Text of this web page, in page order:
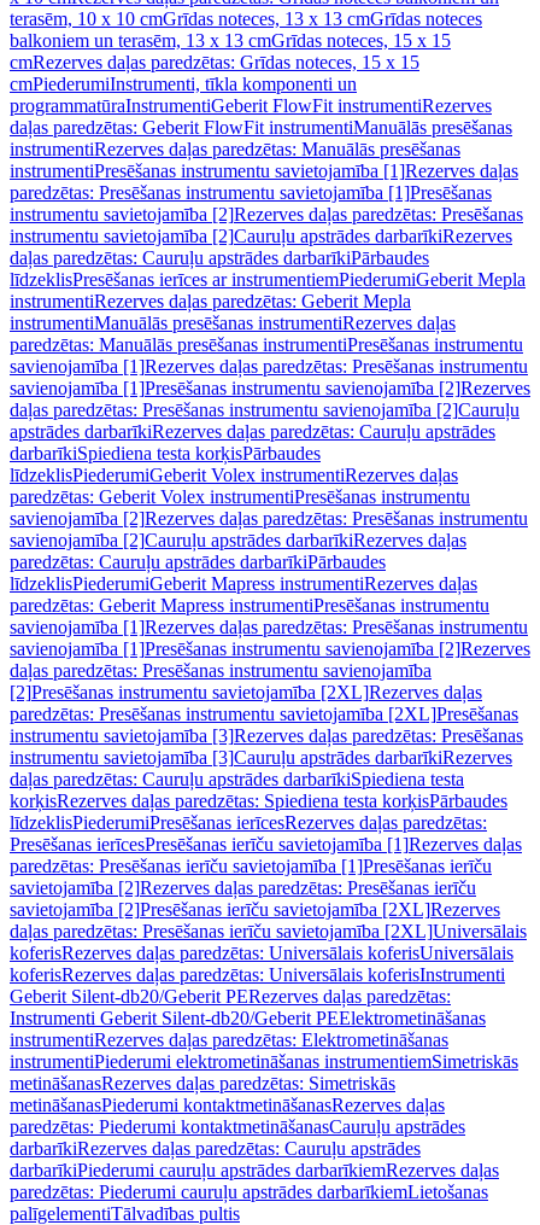
terasēm, 10 x 10 cmGrīdas noteces, 13 x 13 cmGrīdas noteces
balkoniem un terasēm, 13 x 13 cmGrīdas noteces, 15 x 15
cmRezerves daļas paredzētas: Grīdas noteces, 15 x 15
cmPiederumiInstrumenti, tīkla komponenti un
programmatūraInstrumentiGeberit FlowFit instrumentiRezerves
daļas paredzētas: Geberit FlowFit instrumentiManuālās presēšanas
instrumentiRezerves daļas paredzētas: Manuālās presēšanas
instrumentiPresēšanas instrumentu savietojamība [1]Rezerves daļas
paredzētas: Presēšanas instrumentu savietojamība [1]Presēšanas
instrumentu savietojamība [2]Rezerves daļas paredzētas: Presēšanas
instrumentu savietojamība [2]Cauruļu apstrādes darbarīkiRezerves
daļas paredzētas: Cauruļu apstrādes darbarīkiPārbaudes
līdzeklisPresēšanas ierīces ar instrumentiemPiederumiGeberit Mepla
instrumentiRezerves daļas paredzētas: Geberit Mepla
instrumentiManuālās presēšanas instrumentiRezerves daļas
paredzētas: Manuālās presēšanas instrumentiPresēšanas instrumentu
savienojamība [1]Rezerves daļas paredzētas: Presēšanas instrumentu
savienojamība [1]Presēšanas instrumentu savienojamība [2]Rezerves
daļas paredzētas: Presēšanas instrumentu savienojamība [2]Cauruļu
apstrādes darbarīkiRezerves daļas paredzētas: Cauruļu apstrādes
darbarīkiSpiediena testa korķisPārbaudes
līdzeklisPiederumiGeberit Volex instrumentiRezerves daļas
paredzētas: Geberit Volex instrumentiPresēšanas instrumentu
savienojamība [2]Rezerves daļas paredzētas: Presēšanas instrumentu
savienojamība [2]Cauruļu apstrādes darbarīkiRezerves daļas
paredzētas: Cauruļu apstrādes darbarīkiPārbaudes
līdzeklisPiederumiGeberit Mapress instrumentiRezerves daļas
paredzētas: Geberit Mapress instrumentiPresēšanas instrumentu
savienojamība [1]Rezerves daļas paredzētas: Presēšanas instrumentu
savienojamība [1]Presēšanas instrumentu savienojamība [2]Rezerves
daļas paredzētas: Presēšanas instrumentu savienojamība
[2]Presēšanas instrumentu savietojamība [2XL]Rezerves daļas
paredzētas: Presēšanas instrumentu savietojamība [2XL]Presēšanas
instrumentu savietojamība [3]Rezerves daļas paredzētas: Presēšanas
instrumentu savietojamība [3]Cauruļu apstrādes darbarīkiRezerves
daļas paredzētas: Cauruļu apstrādes darbarīkiSpiediena testa
korķisRezerves daļas paredzētas: Spiediena testa korķisPārbaudes
līdzeklisPiederumiPresēšanas ierīcesRezerves daļas paredzētas:
Presēšanas ierīcesPresēšanas ierīču savietojamība [1]Rezerves daļas
paredzētas: Presēšanas ierīču savietojamība [1]Presēšanas ierīču
savietojamība [2]Rezerves daļas paredzētas: Presēšanas ierīču
savietojamība [2]Presēšanas ierīču savietojamība [2XL]Rezerves
daļas paredzētas: Presēšanas ierīču savietojamība [2XL]Universālais
koferisRezerves daļas paredzētas: Universālais koferisUniversālais
koferisRezerves daļas paredzētas: Universālais koferisInstrumenti
Geberit Silent-db20/Geberit PERezerves daļas paredzētas:
Instrumenti Geberit Silent-db20/Geberit PEElektrometināšanas
instrumentiRezerves daļas paredzētas: Elektrometināšanas
instrumentiPiederumi elektrometināšanas instrumentiemSimetriskās
metināšanasRezerves daļas paredzētas: Simetriskās
metināšanasPiederumi kontaktmetināšanasRezerves daļas
paredzētas: Piederumi kontaktmetināšanasCauruļu apstrādes
darbarīkiRezerves daļas paredzētas: Cauruļu apstrādes
darbarīkiPiederumi cauruļu apstrādes darbarīkiemRezerves daļas
paredzētas: Piederumi cauruļu apstrādes darbarīkiemLietošanas
palīgelementiTālvadības pultis